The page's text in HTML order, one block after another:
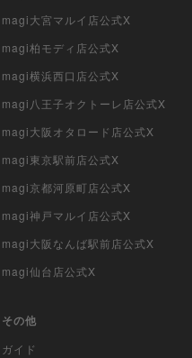
magi大宮マルイ店公式X
magi柏モディ店公式X
magi横浜西口店公式X
magi八王子オクトーレ店公式X
magi大阪オタロード店公式X
magi東京駅前店公式X
magi京都河原町店公式X
magi神戸マルイ店公式X
magi大阪なんば駅前店公式X
magi仙台店公式X
その他
ガイド